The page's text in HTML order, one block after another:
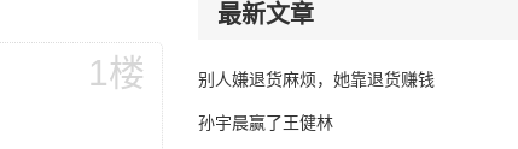
1楼
最新文章
别人嫌退货麻烦，她靠退货赚钱
孙宇晨赢了王健林